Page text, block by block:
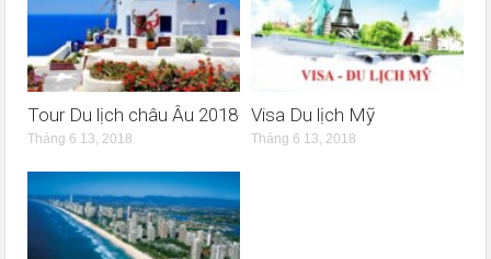
Tour Du lịch châu Âu 2018
Tháng 6 13, 2018
Visa Du lịch Mỹ
Tháng 6 13, 2018